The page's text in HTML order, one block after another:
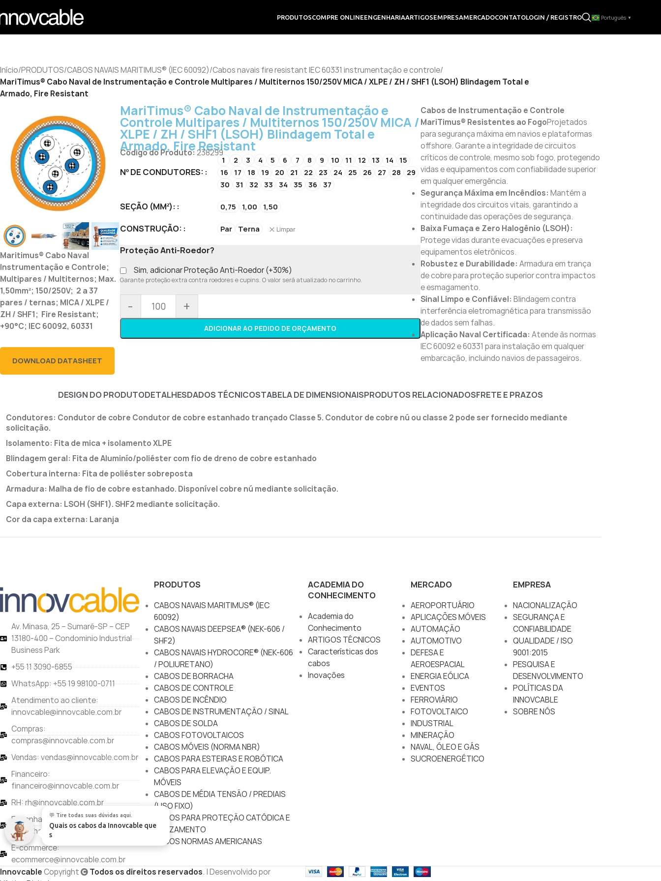
💬 Tire todas suas dúvidas aqui.
Quais os cabos da Innovcabl
PRODUTOSCOMPRE ONLINEENGENHARIAARTIGOSEMPRESAMERCADOCONTATOLOGIN / REGISTRO Português ▼
Início/PRODUTOS/CABOS NAVAIS MARITIMUS® (IEC 60092)/Cabos navais fire resistant IEC 60331 instrumentação e controle/
MariTimus® Cabo Naval de Instrumentação e Controle Multipares / Multiternos 150/250V MICA / XLPE / ZH / SHF1 (LSOH) Blindagem Total e
Armado, Fire Resistant
Maritimus® Cabo Naval
Instrumentação e Controle;
Multipares / Multiternos; Max.
1,50mm²; 150/250V; 2 a 37
pares / ternas; MICA / XLPE /
ZH / SHF1; Fire Resistant;
+90°C; IEC 60092, 60331
DOWNLOAD DATASHEET
MariTimus® Cabo Naval de Instrumentação e
Controle Multipares / Multiternos 150/250V MICA /
XLPE / ZH / SHF1 (LSOH) Blindagem Total e
Armado, Fire Resistant
Código do Produto: 238299
Nº DE CONDUTORES:
1 2 3 4 5 6 7 8 9 10 11 12 13 14
15
16
17 18 19 20 21 22 23 24 25 26 27 28
29
30
31 32 33 34 35 36 37
SEÇÃO (MM²): 0,75 1,00 1,50
CONSTRUÇÃO: Par Terna Limpar
Proteção Anti-Roedor?
Sim, adicionar Proteção Anti-Roedor (+30%)
Garante proteção extra contra roedores e cupins. O valor será atualizado no carrinho.
- +
ADICIONAR AO PEDIDO DE ORÇAMENTO
Cabos de Instrumentação e Controle
MariTimus® Resistentes ao FogoProjetados
para segurança máxima em navios e plataformas
offshore. Garante a integridade de circuitos
críticos de controle, mesmo sob fogo, protegendo
vidas e equipamentos com confiabilidade superior
em qualquer emergência.
Segurança Máxima em Incêndios: Mantém a
integridade dos circuitos vitais, garantindo a
continuidade das operações de segurança.
Baixa Fumaça e Zero Halogênio (LSOH):
Protege vidas durante evacuações e preserva
equipamentos eletrônicos.
Robustez e Durabilidade: Armadura em trança
de cobre para proteção superior contra impactos
e esmagamento.
Sinal Limpo e Confiável: Blindagem contra
interferência eletromagnética para transmissão
de dados sem falhas.
Aplicação Naval Certificada: Atende às normas
IEC 60092 e 60331 para instalação em qualquer
embarcação, incluindo navios de passageiros.
DESIGN DO PRODUTODETALHESDADOS TÉCNICOSTABELA DE DIMENSIONAISPRODUTOS RELACIONADOSFRETE E PRAZOS
Condutores: Condutor de cobre Condutor de cobre estanhado trançado Classe 5. Condutor de cobre nú ou classe 2 pode ser fornecido mediante
solicitação.
Isolamento: Fita de mica + isolamento XLPE
Blindagem geral: Fita de Aluminío/poliéster com fio de dreno de cobre estanhado
Cobertura interna: Fita de poliéster sobreposta
Armadura: Malha de fio de cobre estanhado. Disponível cobre nú mediante solicitação.
Capa externa: LSOH (SHF1). SHF2 mediante solicitação.
Cor da capa externa: Laranja
Av. Minasa, 25 – Sumaré-SP – CEP
13180-400 – Condominio Industrial
Business Park
+55 11 3090-6855
WhatsApp: +55 19 98100-0711
Atendimento ao cliente:
innovcable@innovcable.com.br
Compras:
compras@innovcable.com.br
Vendas: vendas@innovcable.com.br
Financeiro:
financeiro@innovcable.com.br
RH: rh@innovcable.com.br
Engenharia e Qualidade:
engenharia@innovcable.com.br
E-commerce:
ecommerce@innovcable.com.br
PRODUTOS
CABOS NAVAIS MARITIMUS® (IEC
60092)
CABOS NAVAIS DEEPSEA® (NEK-606 /
SHF2)
CABOS NAVAIS HYDROCORE® (NEK-606
/ POLIURETANO)
CABOS DE BORRACHA
CABOS DE CONTROLE
CABOS DE INCÊNDIO
CABOS DE INSTRUMENTAÇÃO / SINAL
CABOS DE SOLDA
CABOS FOTOVOLTAICOS
CABOS MÓVEIS (NORMA NBR)
CABOS PARA ESTEIRAS E ROBÓTICA
CABOS PARA ELEVAÇÃO E EQUIP.
MÓVEIS
CABOS DE MÉDIA TENSÃO / PREDIAIS
(USO FIXO)
CABOS PARA PROTEÇÃO CATÓDICA E
BALIZAMENTO
CABOS NORMAS AMERICANAS
ACADEMIA DO
CONHECIMENTO
Academia do
Conhecimento
ARTIGOS TÉCNICOS
Características dos
cabos
Inovações
MERCADO
AEROPORTUÁRIO
APLICAÇÕES MÓVEIS
AUTOMAÇÃO
AUTOMOTIVO
DEFESA E
AEROESPACIAL
ENERGIA EÓLICA
EVENTOS
FERROVIÁRIO
FOTOVOLTAICO
INDUSTRIAL
MINERAÇÃO
NAVAL, ÓLEO E GÁS
SUCROENERGÉTICO
EMPRESA
NACIONALIZAÇÃO
SEGURANÇA E
CONFIABILIDADE
QUALIDADE / ISO
9001:2015
PESQUISA E
DESENVOLVIMENTO
POLÍTICAS DA
INNOVCABLE
SOBRE NÓS
InnovcableCopyright Todos os direitos reservados. | Desenvolvido por